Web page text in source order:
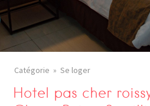
Catégorie Se loger
Hotel pas cher